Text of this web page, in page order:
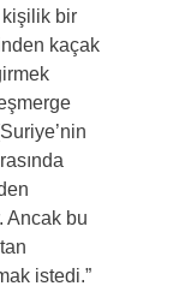
kişilik bir
kaçak
Ancak bu
istedi.”